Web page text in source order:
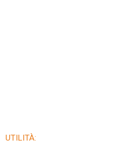
UTILITÀ: